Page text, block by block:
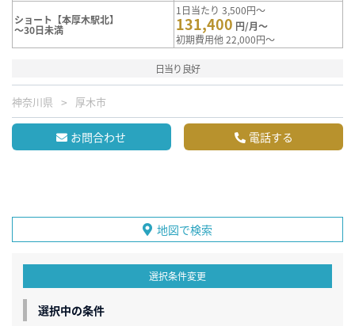
ショート【本厚木駅北】
～30日未満
1日当たり 3,500円～
131,400 円/月～
初期費用他 22,000円～
日当り良好
神奈川県 厚木市
お問合わせ 電話する
地図で検索
選択条件変更
選択中の条件